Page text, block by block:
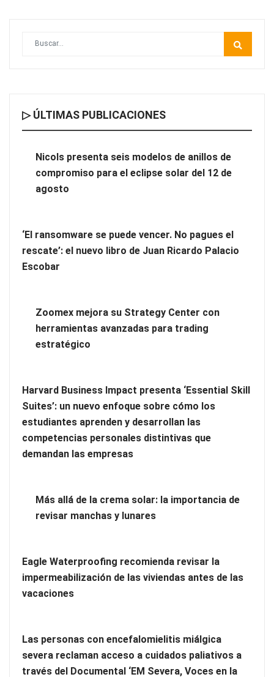
Vegadeo, el secreto mejor guardado de Asturias para
descansar en plena naturaleza
▷ ÚLTIMAS PUBLICACIONES
Nicols presenta seis modelos de anillos de
compromiso para el eclipse solar del 12 de
agosto
‘El ransomware se puede vencer. No pagues el
rescate’: el nuevo libro de Juan Ricardo Palacio
Escobar
Zoomex mejora su Strategy Center con
herramientas avanzadas para trading
estratégico
Harvard Business Impact presenta ‘Essential Skill
Suites’: un nuevo enfoque sobre cómo los
estudiantes aprenden y desarrollan las
competencias personales distintivas que
demandan las empresas
Más allá de la crema solar: la importancia de
revisar manchas y lunares
Eagle Waterproofing recomienda revisar la
impermeabilización de las viviendas antes de las
vacaciones
Las personas con encefalomielitis miálgica
severa reclaman acceso a cuidados paliativos a
través del Documental ‘EM Severa, Voces en la